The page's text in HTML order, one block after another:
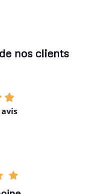
nos clients
avis